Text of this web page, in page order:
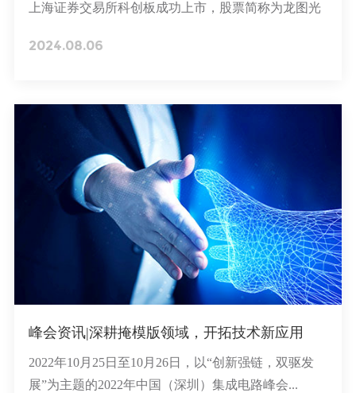
上海证券交易所科创板成功上市，股票简称为龙图光
稀缺的第三方独立半导体掩模版厂商，正式进入了资
2024.08.06
峰会资讯|深耕掩模版领域，开拓技术新应用
2022年10月25日至10月26日，以“创新强链，双驱发
展”为主题的2022年中国（深圳）集成电路峰会...